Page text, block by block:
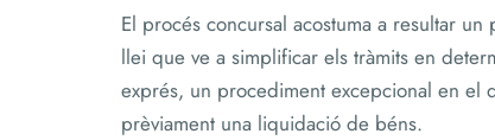
El procés concursal acostuma a resultar
llei que ve a simplificar els tràmits en
exprés, un procediment excepcional en el
prèviament una liquidació de béns.